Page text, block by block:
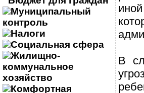
Муниципальный
контроль
Налоги
Социальная сфера
Жилищно-
коммунальное
хозяйство
Комфортная
В